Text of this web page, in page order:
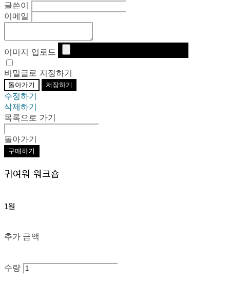
글쓴이
이메일
이미지 업로드
비밀글로 지정하기
돌아가기 저장하기
수정하기
삭제하기
목록으로 가기
돌아가기
구매하기
귀여워 워크숍
1원
추가 금액
수량